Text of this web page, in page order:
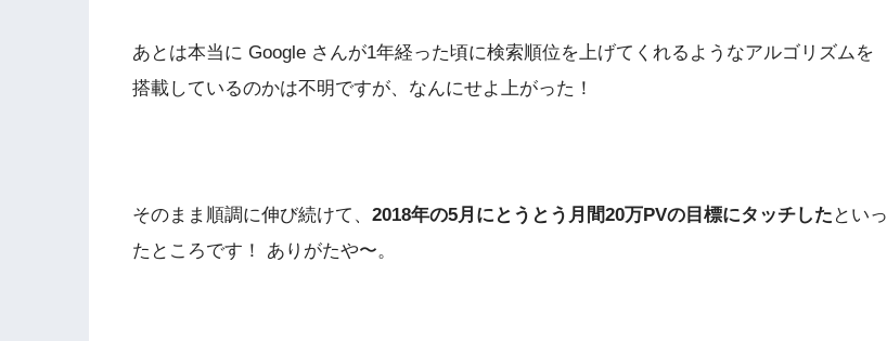
あとは本当に Google さんが1年経った頃に検索順位を上げてくれるようなアルゴリズムを
搭載しているのかは不明ですが、なんにせよ上がった！
そのまま順調に伸び続けて、 2018年の5月にとうとう月間20万PVの目標にタッチした といっ
たところです！ ありがたや〜。